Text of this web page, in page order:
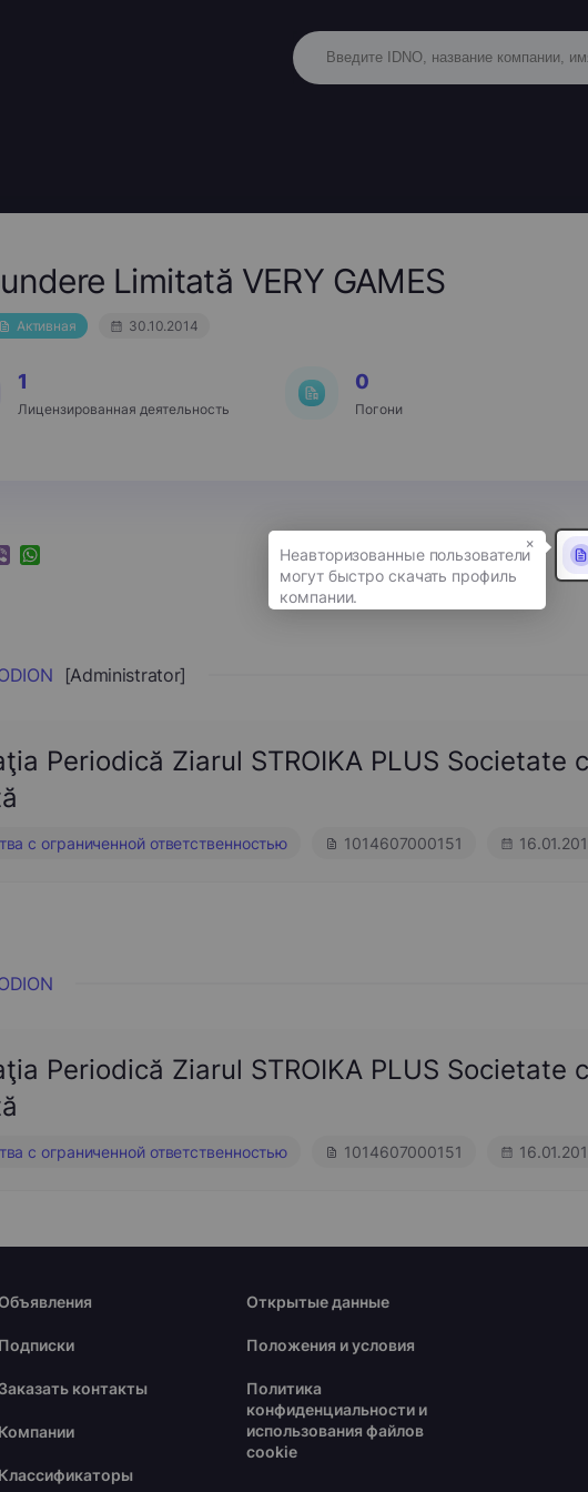
Limitată VERY GAMES
Активная 30.10.2014
1
Лицензированная деятельность
0
Погони
WhatsApp
[Administrator]
Periodică Ziarul STROIKA PLUS Societate
с ограниченной ответственностью 1014607000151
Periodică Ziarul STROIKA PLUS Societate
с ограниченной ответственностью 1014607000151
Подписки
Заказать контакты
Компании
Классификаторы
Открытые данные
Положения и условия
Политика
конфиденциальности и
использования файлов
cookie
×